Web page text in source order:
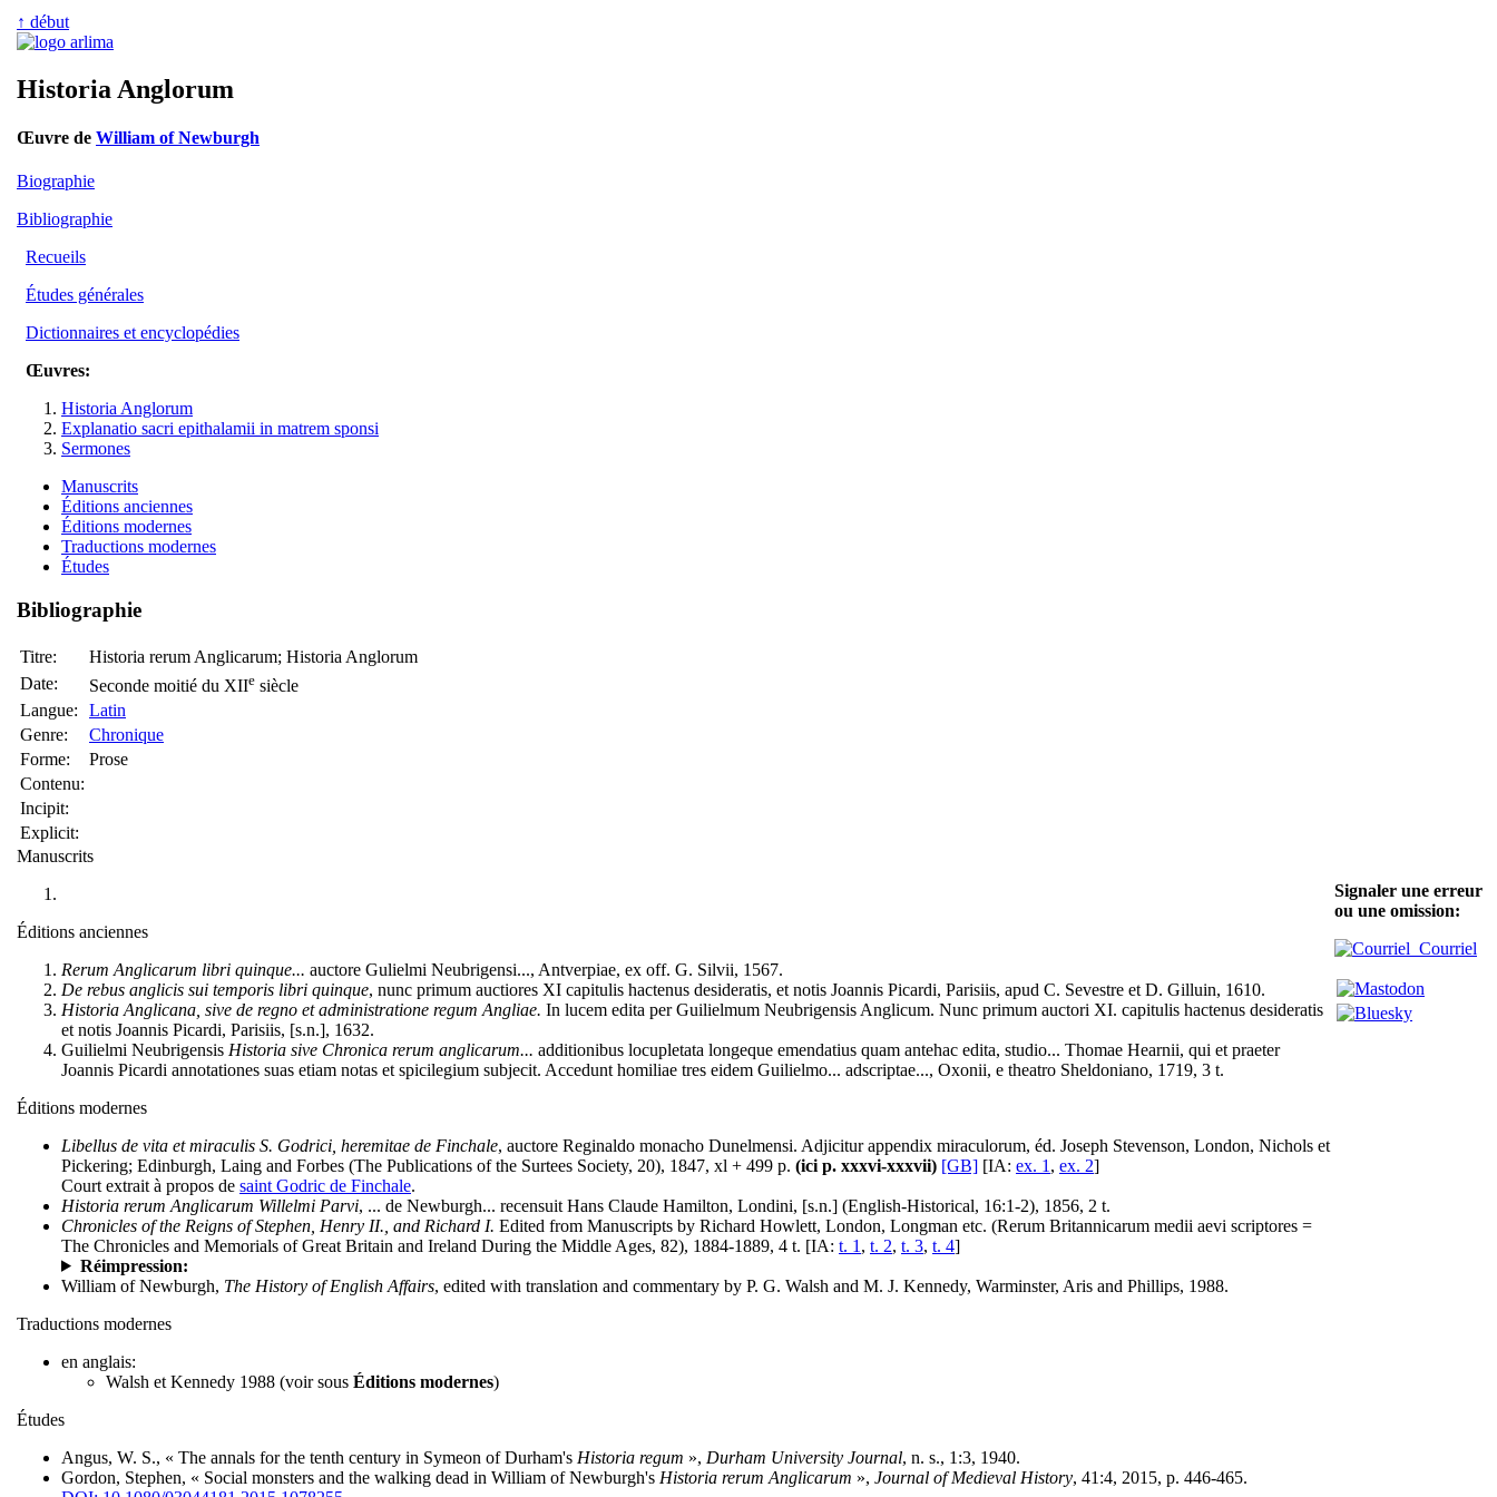
↑ début
Historia Anglorum
Œuvre de William of Newburgh
Biographie
Bibliographie
Recueils
Études générales
Dictionnaires et encyclopédies
Œuvres:
Historia Anglorum
Explanatio sacri epithalamii in matrem sponsi
Sermones
Manuscrits
Éditions anciennes
Éditions modernes
Traductions modernes
Études
Bibliographie
Titre:
Historia rerum Anglicarum; Historia Anglorum
Date:
Seconde moitié du XIIe siècle
Langue:
Latin
Genre:
Chronique
Forme:
Prose
Contenu:
Incipit:
Explicit:
Manuscrits
Éditions anciennes
Rerum Anglicarum libri quinque... auctore Gulielmi Neubrigensi..., Antverpiae, ex off. G. Silvii, 1567.
De rebus anglicis sui temporis libri quinque, nunc primum auctiores XI capitulis hactenus desideratis, et notis Joannis Picardi, Parisiis, apud C. Sevestre et D. Gilluin, 1610.
Historia Anglicana, sive de regno et administratione regum Angliae. In lucem edita per Guilielmum Neubrigensis Anglicum. Nunc primum auctori XI. capitulis hactenus desideratis
et notis Joannis Picardi, Parisiis, [s.n.], 1632.
Guilielmi Neubrigensis Historia sive Chronica rerum anglicarum... additionibus locupletata longeque emendatius quam antehac edita, studio... Thomae Hearnii, qui et praeter
Joannis Picardi annotationes suas etiam notas et spicilegium subjecit. Accedunt homiliae tres eidem Guilielmo... adscriptae..., Oxonii, e theatro Sheldoniano, 1719, 3 t.
Éditions modernes
Libellus de vita et miraculis S. Godrici, heremitae de Finchale, auctore Reginaldo monacho Dunelmensi. Adjicitur appendix miraculorum, éd. Joseph Stevenson, London, Nichols et
Pickering; Edinburgh, Laing and Forbes (The Publications of the Surtees Society, 20), 1847, xl + 499 p. (ici p. xxxvi-xxxvii) [GB] [IA: ex. 1 , ex. 2]
Court extrait à propos de saint Godric de Finchale.
Historia rerum Anglicarum Willelmi Parvi, ... de Newburgh... recensuit Hans Claude Hamilton, Londini, [s.n.] (English-Historical, 16:1-2), 1856, 2 t.
Chronicles of the Reigns of Stephen, Henry II., and Richard I. Edited from Manuscripts by Richard Howlett, London, Longman etc. (Rerum Britannicarum medii aevi scriptores =
The Chronicles and Memorials of Great Britain and Ireland During the Middle Ages, 82), 1884-1889, 4 t. [IA: t. 1 , t. 2, t. 3, t. 4]
Réimpression:
William of Newburgh, The History of English Affairs, edited with translation and commentary by P. G. Walsh and M. J. Kennedy, Warminster, Aris and Phillips, 1988.
Traductions modernes
en anglais:
Walsh et Kennedy 1988 (voir sous Éditions modernes)
Études
Angus, W. S., « The annals for the tenth century in Symeon of Durham's Historia regum », Durham University Journal, n. s., 1:3, 1940.
Gordon, Stephen, « Social monsters and the walking dead in William of Newburgh's Historia rerum Anglicarum », Journal of Medieval History, 41:4, 2015, p. 446-465.
Signaler une erreur
ou une omission:
Courriel